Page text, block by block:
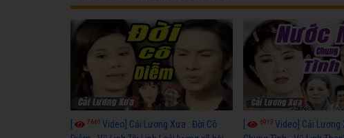
7661 Video] Cải Lương Xưa : Đời Cô
6913 Video] Cải Lương